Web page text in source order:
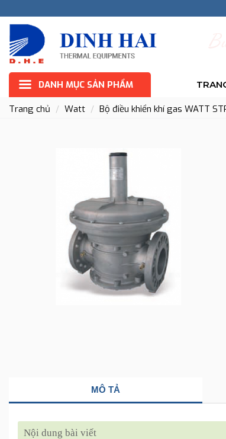
DANH MỤC SẢN PHẨM
Trang chủ Watt Bộ điều khiển khí gas WATT
MÔ TẢ
Nội dung bài viết